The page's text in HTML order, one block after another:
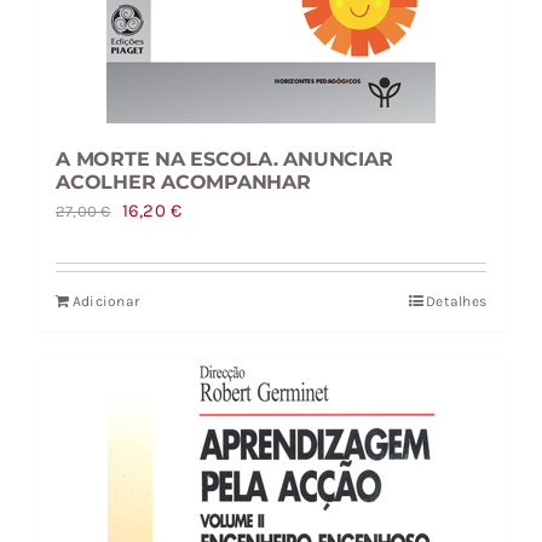
A MORTE NA ESCOLA. ANUNCIAR
ACOLHER ACOMPANHAR
27,00€
O
original
era:
16,20€O
atual
Adicionar Detalhes